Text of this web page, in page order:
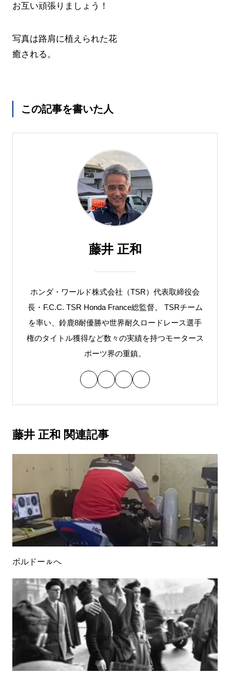
お互い頑張りましょう！
写真は路肩に植えられた花
癒される。
この記事を書いた人
藤井 正和
ホンダ・ワールド株式会社（TSR）代表取締役会
長・F.C.C. TSR Honda France総監督。 TSRチーム
を率い、鈴鹿8耐優勝や世界耐久ロードレース選手
権のタイトル獲得など数々の実績を持つモータース
ポーツ界の重鎮。
藤井 正和 関連記事
ボルドーㇽへ